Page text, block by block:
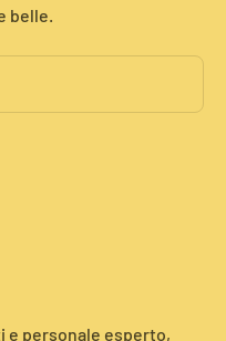
belle.
e personale esperto,